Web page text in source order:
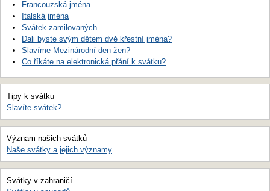
Francouzská jména
Italská jména
Svátek zamilovaných
Dali byste svým dětem dvě křestní jména?
Slavíme Mezinárodní den žen?
Co říkáte na elektronická přání k svátku?
Tipy k svátku
Slavíte svátek?
Význam našich svátků
Naše svátky a jejich významy
Svátky v zahraničí